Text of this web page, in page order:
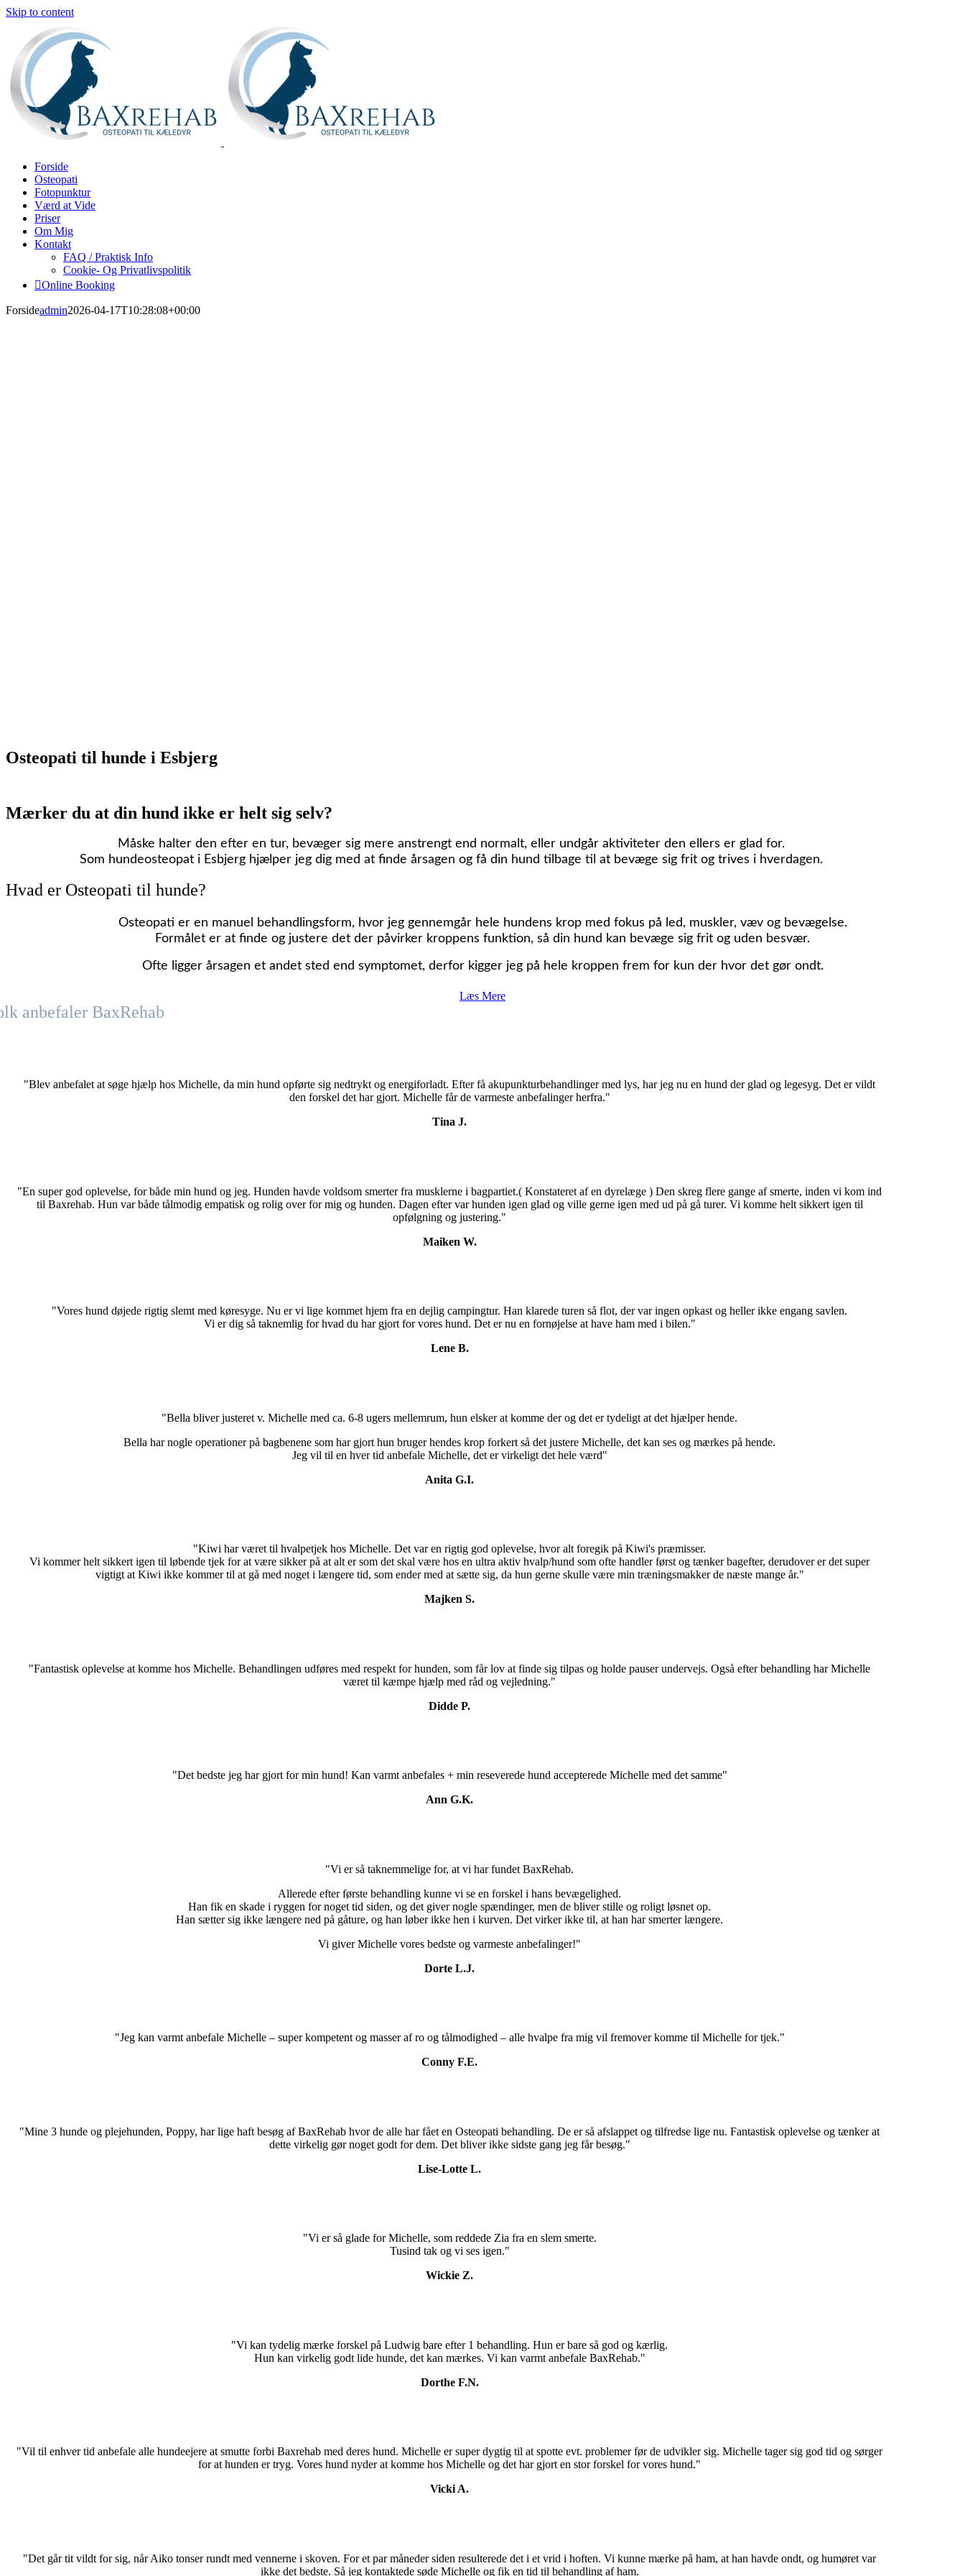
Skip to content
Forside
Osteopati
Fotopunktur
Værd at Vide
Priser
Om Mig
Kontakt
FAQ / Praktisk Info
Cookie- Og Privatlivspolitik
Online Booking
Forsideadmin2026-04-17T10:28:08+00:00
Osteopati til hunde i Esbjerg
Mærker du at din hund ikke er helt sig selv?
Måske halter den efter en tur, bevæger sig mere anstrengt end normalt, eller undgår aktiviteter den ellers er glad for.
Som hundeosteopat i Esbjerg hjælper jeg dig med at finde årsagen og få din hund tilbage til at bevæge sig frit og trives i hverdagen.
Hvad er Osteopati til hunde?
Osteopati er en manuel behandlingsform, hvor jeg gennemgår hele hundens krop med fokus på led, muskler, væv og bevægelse.
Formålet er at finde og justere det der påvirker kroppens funktion, så din hund kan bevæge sig frit og uden besvær.
Ofte ligger årsagen et andet sted end symptomet, derfor kigger jeg på hele kroppen frem for kun der hvor det gør ondt.
Læs Mere
anbefaler BaxRehab
"Blev anbefalet at søge hjælp hos Michelle, da min hund opførte sig nedtrykt og energiforladt. Efter få akupunkturbehandlinger med lys, har jeg nu en hund der glad og legesyg. Det er vildt
den forskel det har gjort. Michelle får de varmeste anbefalinger herfra."
Tina J.
"En super god oplevelse, for både min hund og jeg. Hunden havde voldsom smerter fra musklerne i bagpartiet.( Konstateret af en dyrelæge ) Den skreg flere gange af smerte, inden vi kom ind
til Baxrehab. Hun var både tålmodig empatisk og rolig over for mig og hunden. Dagen efter var hunden igen glad og ville gerne igen med ud på gå turer. Vi komme helt sikkert igen til
opfølgning og justering."
Maiken W.
"Vores hund døjede rigtig slemt med køresyge. Nu er vi lige kommet hjem fra en dejlig campingtur. Han klarede turen så flot, der var ingen opkast og heller ikke engang savlen.
Vi er dig så taknemlig for hvad du har gjort for vores hund. Det er nu en fornøjelse at have ham med i bilen."
Lene B.
"Bella bliver justeret v. Michelle med ca. 6-8 ugers mellemrum, hun elsker at komme der og det er tydeligt at det hjælper hende.
Bella har nogle operationer på bagbenene som har gjort hun bruger hendes krop forkert så det justere Michelle, det kan ses og mærkes på hende.
Jeg vil til en hver tid anbefale Michelle, det er virkeligt det hele værd"
Anita G.I.
"Kiwi har været til hvalpetjek hos Michelle. Det var en rigtig god oplevelse, hvor alt foregik på Kiwi's præmisser.
Vi kommer helt sikkert igen til løbende tjek for at være sikker på at alt er som det skal være hos en ultra aktiv hvalp/hund som ofte handler først og tænker bagefter, derudover er det super
vigtigt at Kiwi ikke kommer til at gå med noget i længere tid, som ender med at sætte sig, da hun gerne skulle være min træningsmakker de næste mange år."
Majken S.
"Fantastisk oplevelse at komme hos Michelle. Behandlingen udføres med respekt for hunden, som får lov at finde sig tilpas og holde pauser undervejs. Også efter behandling har Michelle
været til kæmpe hjælp med råd og vejledning."
Didde P.
"Det bedste jeg har gjort for min hund! Kan varmt anbefales + min reseverede hund accepterede Michelle med det samme"
Ann G.K.
"Vi er så taknemmelige for, at vi har fundet BaxRehab.
Allerede efter første behandling kunne vi se en forskel i hans bevægelighed.
Han fik en skade i ryggen for noget tid siden, og det giver nogle spændinger, men de bliver stille og roligt løsnet op.
Han sætter sig ikke længere ned på gåture, og han løber ikke hen i kurven. Det virker ikke til, at han har smerter længere.
Vi giver Michelle vores bedste og varmeste anbefalinger!"
Dorte L.J.
"Jeg kan varmt anbefale Michelle – super kompetent og masser af ro og tålmodighed – alle hvalpe fra mig vil fremover komme til Michelle for tjek."
Conny F.E.
"Mine 3 hunde og plejehunden, Poppy, har lige haft besøg af BaxRehab hvor de alle har fået en Osteopati behandling. De er så afslappet og tilfredse lige nu. Fantastisk oplevelse og tænker at
dette virkelig gør noget godt for dem. Det bliver ikke sidste gang jeg får besøg."
Lise-Lotte L.
"Vi er så glade for Michelle, som reddede Zia fra en slem smerte.
Tusind tak og vi ses igen."
Wickie Z.
"Vi kan tydelig mærke forskel på Ludwig bare efter 1 behandling. Hun er bare så god og kærlig.
Hun kan virkelig godt lide hunde, det kan mærkes. Vi kan varmt anbefale BaxRehab."
Dorthe F.N.
"Vil til enhver tid anbefale alle hundeejere at smutte forbi Baxrehab med deres hund. Michelle er super dygtig til at spotte evt. problemer før de udvikler sig. Michelle tager sig god tid og sørger
for at hunden er tryg. Vores hund nyder at komme hos Michelle og det har gjort en stor forskel for vores hund."
Vicki A.
"Det går tit vildt for sig, når Aiko tonser rundt med vennerne i skoven. For et par måneder siden resulterede det i et vrid i hoften. Vi kunne mærke på ham, at han havde ondt, og humøret var
ikke det bedste. Så jeg kontaktede søde Michelle og fik en tid til behandling af ham.